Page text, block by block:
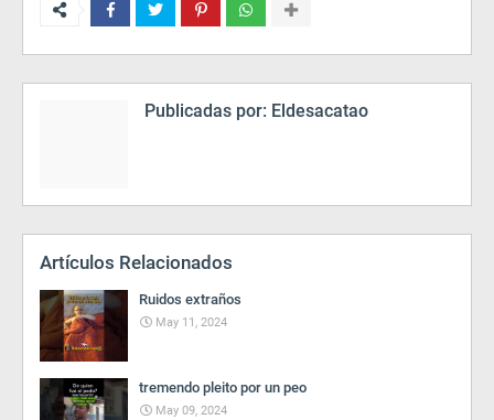
Publicadas por: Eldesacatao
Artículos Relacionados
Ruidos extraños
May 11, 2024
tremendo pleito por un peo
May 09, 2024